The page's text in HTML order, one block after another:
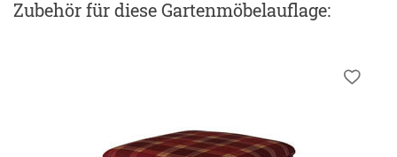
Zubehörfür diese Gartenmöbelauflage: